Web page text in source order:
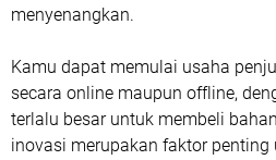
menyenangkan.
Kamu dapat memulai usaha
secara online maupun offline,
terlalu besar untuk membeli
inovasi merupakan faktor